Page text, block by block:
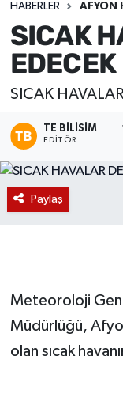
HABERLER AFYON
SICAK
EDECEK
SICAK
TE BILISIM
EDITÖR
Paylaş
Meteoroloji
Müdürlüğü,
olan sıcak
Sağlık
Eğitim
Magazin